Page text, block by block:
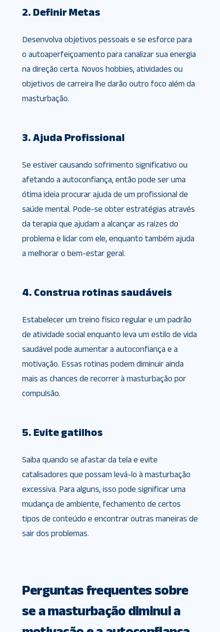
2. Definir Metas
Desenvolva objetivos pessoais e se esforce para
o autoaperfeiçoamento para canalizar sua energia
na direção certa. Novos hobbies, atividades ou
objetivos de carreira lhe darão outro foco além da
masturbação.
3. Ajuda Profissional
Se estiver causando sofrimento significativo ou
afetando a autoconfiança, então pode ser uma
ótima ideia procurar ajuda de um profissional de
saúde mental. Pode-se obter estratégias através
da terapia que ajudam a alcançar as raízes do
problema e lidar com ele, enquanto também ajuda
a melhorar o bem-estar geral.
4. Construa rotinas saudáveis
Estabelecer um treino físico regular e um padrão
de atividade social enquanto leva um estilo de vida
saudável pode aumentar a autoconfiança e a
motivação. Essas rotinas podem diminuir ainda
mais as chances de recorrer à masturbação por
compulsão.
5. Evite gatilhos
Saiba quando se afastar da tela e evite
catalisadores que possam levá-lo à masturbação
excessiva. Para alguns, isso pode significar uma
mudança de ambiente, fechamento de certos
tipos de conteúdo e encontrar outras maneiras de
sair dos problemas.
Perguntas frequentes sobre
se a masturbação diminui a